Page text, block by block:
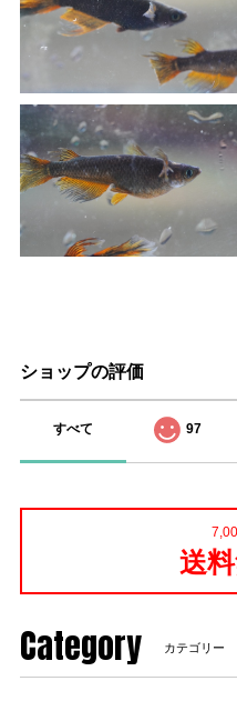
ショップの評価
すべて 97
送料
Category カテゴリー